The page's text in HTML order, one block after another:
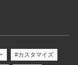
#カスタマイズ